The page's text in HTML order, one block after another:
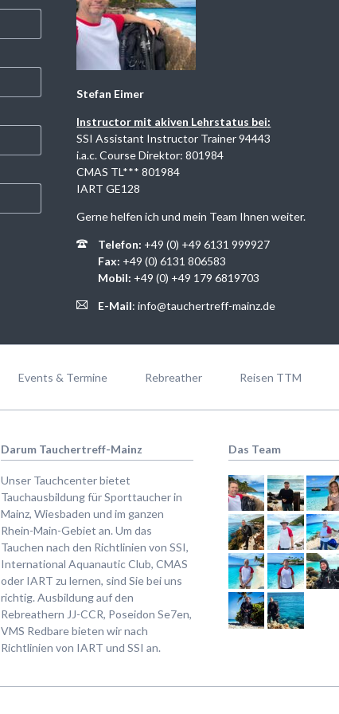
Stefan Eimer
Instructor mit akiven Lehrstatus bei:
SSI Assistant Instructor Trainer 94443
i.a.c. Course Direktor: 801984
CMAS TL*** 801984
IART GE128
Gerne helfen ich und mein Team Ihnen weiter.
Telefon: +49 (0) +49 6131 999927
Fax: +49 (0) 6131 806583
Mobil: +49 (0) +49 179 6819703
E-Mail: info@tauchertreff-mainz.de
Events & Termine Rebreather Reisen TTM
Darum Tauchertreff-Mainz
Unser Tauchcenter bietet
Tauchausbildung für Sporttaucher in
Mainz, Wiesbaden und im ganzen
Rhein-Main-Gebiet an. Um das
Tauchen nach den Richtlinien von SSI,
International Aquanautic Club, CMAS
oder IART zu lernen, sind Sie bei uns
richtig. Ausbildung auf den
Rebreathern JJ-CCR, Poseidon Se7en,
VMS Redbare bieten wir nach
Richtlinien von IART und SSI an.
Das Team